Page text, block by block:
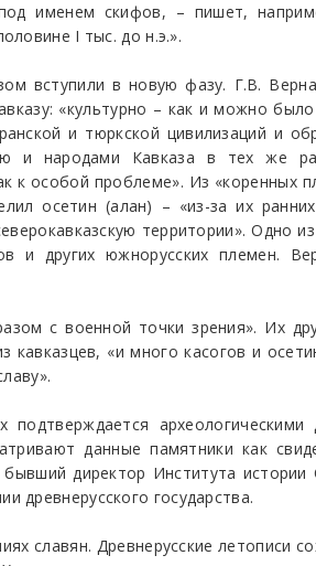
под именем скифов, – пишет,
I тыс. до н.э.».
вступили в новую фазу. Г.В.
«культурно – как и можно
и тюркской цивилизаций и
народами Кавказа в тех же
особой проблеме». Из «коренных
осетин (алан) – «из-за их
территории». Одно
и других южнорусских племен.
с военной точки зрения». Их
кавказцев, «и много касогов и
данные памятники как
директор Института
древнерусского государства.
славян. Древнерусские летописи